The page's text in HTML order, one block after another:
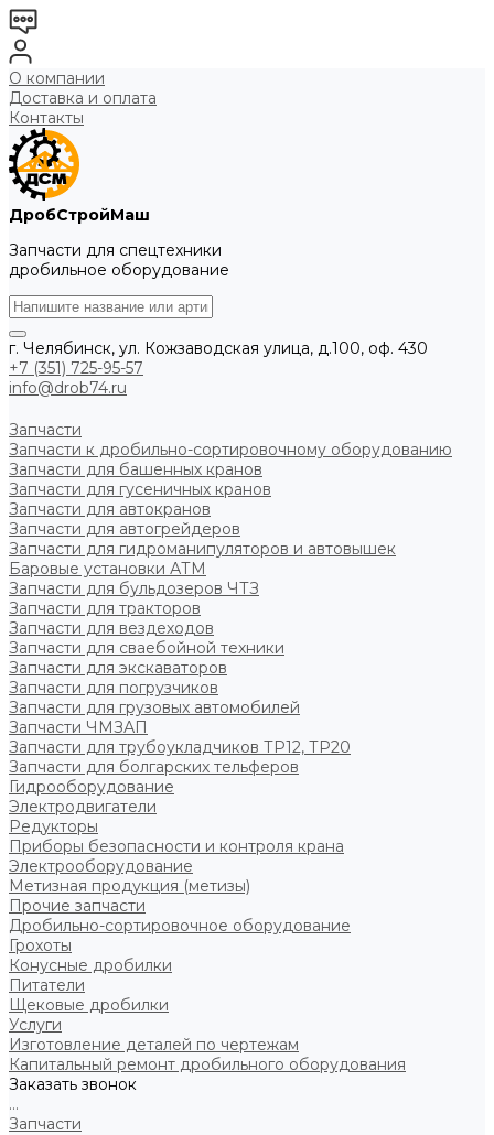
О компании
Доставка и оплата
Контакты
ДробСтройМаш
Запчасти для спецтехники
дробильное оборудование
г. Челябинск, ул. Кожзаводская улица, д.100, оф. 430
+7 (351) 725-95-57
info@drob74.ru
Запчасти
Запчасти к дробильно-сортировочному оборудованию
Запчасти для башенных кранов
Запчасти для гусеничных кранов
Запчасти для автокранов
Запчасти для автогрейдеров
Запчасти для гидроманипуляторов и автовышек
Баровые установки АТМ
Запчасти для бульдозеров ЧТЗ
Запчасти для тракторов
Запчасти для вездеходов
Запчасти для сваебойной техники
Запчасти для экскаваторов
Запчасти для погрузчиков
Запчасти для грузовых автомобилей
Запчасти ЧМЗАП
Запчасти для трубоукладчиков ТР12, ТР20
Запчасти для болгарских тельферов
Гидрооборудование
Электродвигатели
Редукторы
Приборы безопасности и контроля крана
Электрооборудование
Метизная продукция (метизы)
Прочие запчасти
Дробильно-сортировочное оборудование
Грохоты
Конусные дробилки
Питатели
Щековые дробилки
Услуги
Изготовление деталей по чертежам
Капитальный ремонт дробильного оборудования
Заказать звонок
...
Запчасти